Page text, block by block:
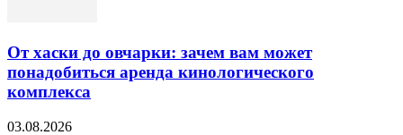
От хаски до овчарки: зачем вам может
понадобиться аренда кинологического
комплекса
03.08.2026